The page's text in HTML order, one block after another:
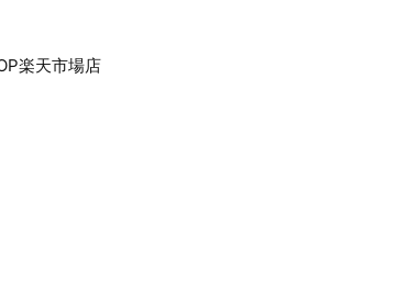
楽天市場店